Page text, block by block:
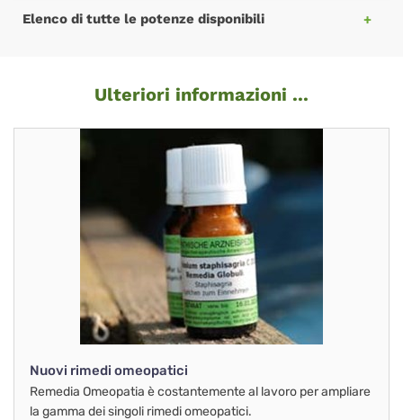
Elenco di tutte le potenze disponibili
Ulteriori informazioni ...
Nuovi rimedi omeopatici
Remedia Omeopatia è costantemente al lavoro per ampliare
la gamma dei singoli rimedi omeopatici.